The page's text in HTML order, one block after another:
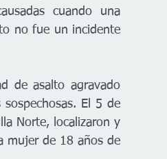
cuando una
no fue un incidente
de asalto agravado
El 5 de
Norte, localizaron y
mujer de 18 años de